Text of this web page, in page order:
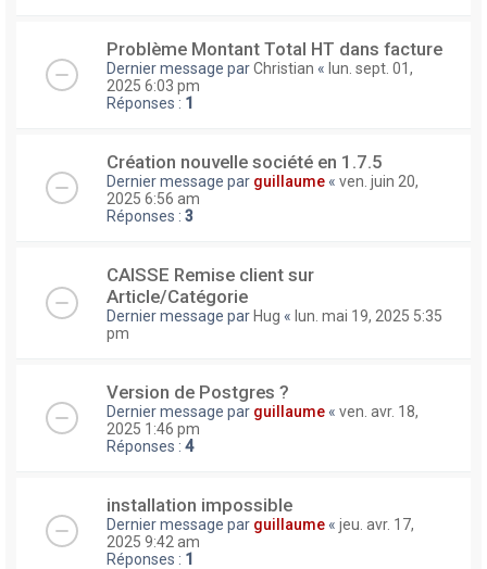
Problème Montant Total HT dans facture
Dernier message parChristian « lun. sept. 01,
2025 6:03 pm
Réponses : 1
Création nouvelle société en 1.7.5
Dernier message par guillaume « ven. juin 20,
2025 6:56 am
Réponses : 3
CAISSE Remise client sur
Article/Catégorie
Dernier message par Hug « lun. mai 19, 2025 5:35
pm
Version de Postgres ?
Dernier message par guillaume « ven. avr. 18,
2025 1:46 pm
Réponses : 4
installation impossible
Dernier message par guillaume « jeu. avr. 17,
2025 9:42 am
Réponses : 1